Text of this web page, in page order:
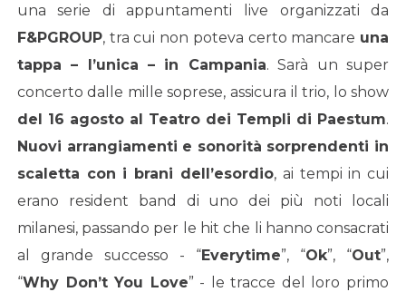
una serie di appuntamenti live organizzati da
F&PGROUP, tra cui non poteva certo mancare una
tappa – l’unica – in Campania. Sarà un super
concerto dalle mille soprese, assicura il trio, lo show
del 16 agosto al Teatro dei Templi di Paestum.
Nuovi arrangiamenti e sonorità sorprendenti in
scaletta con i brani dell’esordio, ai tempi in cui
erano resident band di uno dei più noti locali
milanesi, passando per le hit che li hanno consacrati
al grande successo - “Everytime”, “Ok”, “Out”,
“Why Don’t You Love” - le tracce del loro primo